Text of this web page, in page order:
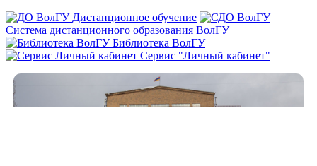
Дистанционное обучение
Система дистанционного образования ВолГУ
Библиотека ВолГУ
Сервис "Личный кабинет"